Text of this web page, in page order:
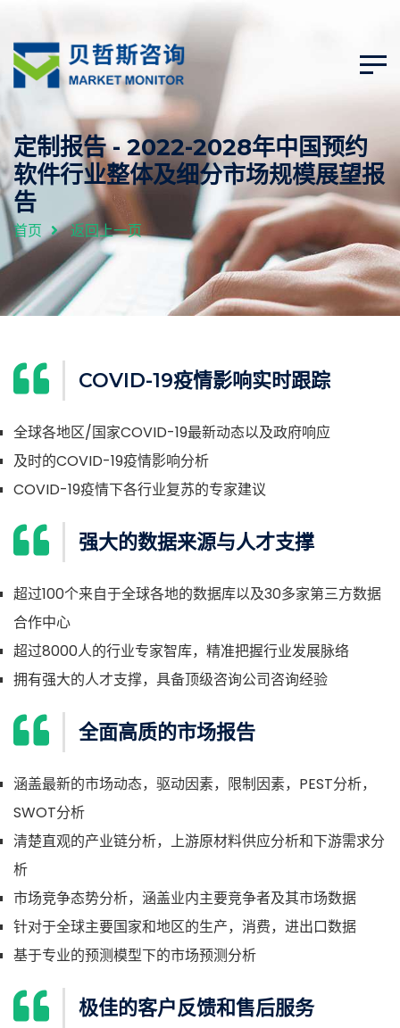
定制报告 - 2022-2028年中国预约
软件行业整体及细分市场规模展望报
告
首页 返回上一页
COVID-19疫情影响实时跟踪
全球各地区/国家COVID-19最新动态以及政府响应
及时的COVID-19疫情影响分析
COVID-19疫情下各行业复苏的专家建议
强大的数据来源与人才支撑
超过100个来自于全球各地的数据库以及30多家第三方数据
合作中心
超过8000人的行业专家智库，精准把握行业发展脉络
拥有强大的人才支撑，具备顶级咨询公司咨询经验
全面高质的市场报告
涵盖最新的市场动态，驱动因素，限制因素，PEST分析，
SWOT分析
清楚直观的产业链分析，上游原材料供应分析和下游需求分
析
市场竞争态势分析，涵盖业内主要竞争者及其市场数据
针对于全球主要国家和地区的生产，消费，进出口数据
基于专业的预测模型下的市场预测分析
极佳的客户反馈和售后服务